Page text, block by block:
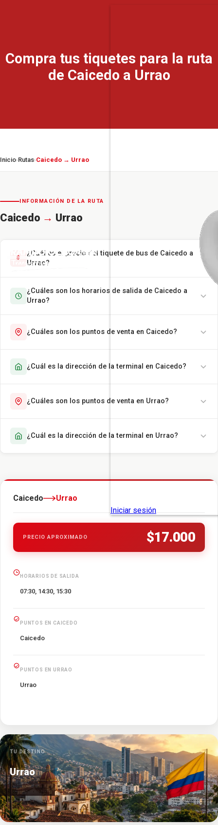
Compra tus tiquetes para la ruta
de Caicedo a Urrao
Inicio›Rutas›Caicedo → Urrao
INFORMACIÓN DE LA RUTA
Caicedo → Urrao
¿Cuál es el precio del tiquete de bus de Caicedo a
Urrao?
¿Cuáles son los horarios de salida de Caicedo a
Urrao?
¿Cuáles son los puntos de venta en Caicedo?
¿Cuál es la dirección de la terminal en Caicedo?
¿Cuáles son los puntos de venta en Urrao?
¿Cuál es la dirección de la terminal en Urrao?
Caicedo Urrao
PRECIO APROXIMADO $17.000
HORARIOS DE SALIDA
07:30, 14:30, 15:30
PUNTOS EN CAICEDO
Caicedo
PUNTOS EN URRAO
Urrao
TU DESTINO
Urrao